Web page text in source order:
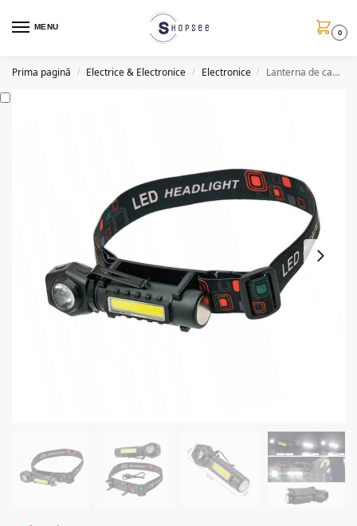
MENU
0
Prima pagină / Electrice & Electronice / Electronice / Lanterna de cap multifunctionala LED XPE/COB, acumulator integrat